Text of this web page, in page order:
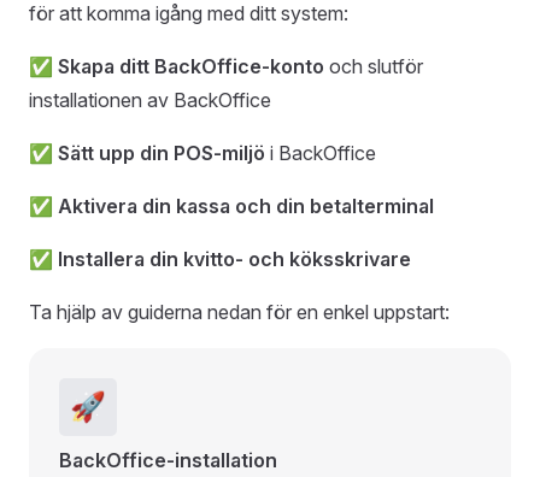
för att komma igång med ditt system:
✅ Skapa ditt BackOffice-konto och slutför
installationen av BackOffice
✅ Sätt upp din POS-miljö i BackOffice
✅ Aktivera din kassa och din betalterminal
✅ Installera din kvitto- och köksskrivare
Ta hjälp av guiderna nedan för en enkel uppstart:
🚀
BackOffice-installation